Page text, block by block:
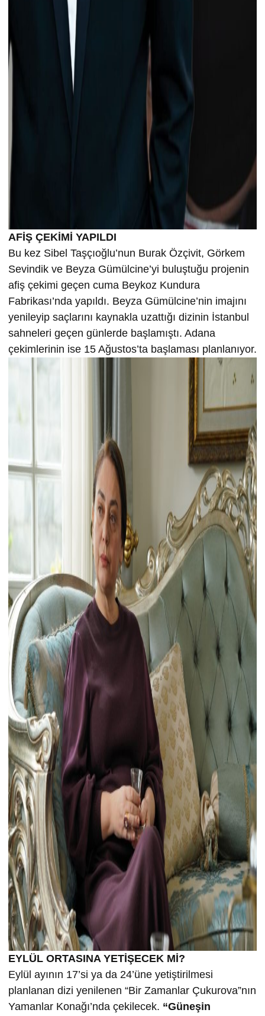
AFİŞ ÇEKİMİ YAPILDI
Bu kez Sibel Taşçıoğlu’nun Burak Özçivit, Görkem
Sevindik ve Beyza Gümülcine’yi buluştuğu projenin
afiş çekimi geçen cuma Beykoz Kundura
Fabrikası’nda yapıldı. Beyza Gümülcine’nin imajını
yenileyip saçlarını kaynakla uzattığı dizinin İstanbul
sahneleri geçen günlerde başlamıştı. Adana
çekimlerinin ise 15 Ağustos’ta başlaması planlanıyor.
EYLÜL ORTASINA YETİŞECEK Mİ?
Eylül ayının 17’si ya da 24’üne yetiştirilmesi
planlanan dizi yenilenen “Bir Zamanlar Çukurova”nın
Yamanlar Konağı’nda çekilecek. “Güneşin